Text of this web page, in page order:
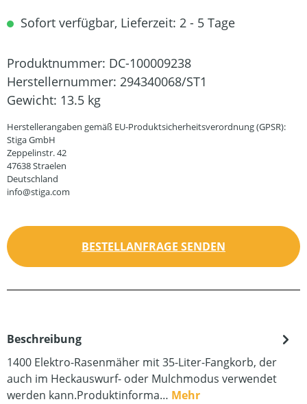
Sofort verfügbar, Lieferzeit: 2 - 5 Tage
Produktnummer: DC-100009238
Herstellernummer: 294340068/ST1
Gewicht: 13.5 kg
Herstellerangaben gemäß EU-Produktsicherheitsverordnung (GPSR):
Stiga GmbH
Zeppelinstr. 42
47638 Straelen
Deutschland
info@stiga.com
BESTELLANFRAGE SENDEN
Beschreibung
1400 Elektro-Rasenmäher mit 35-Liter-Fangkorb, der
auch im Heckauswurf- oder Mulchmodus verwendet
werden kann.Produktinforma… Mehr